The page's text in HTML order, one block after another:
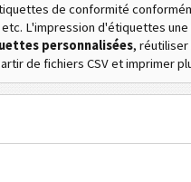
de conformité
etc. L'impression d'étiquettes une
personnalisées,
de fichiers CSV et imprimer